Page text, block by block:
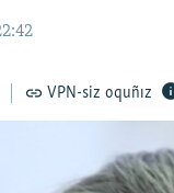
VPN-siz oquñız